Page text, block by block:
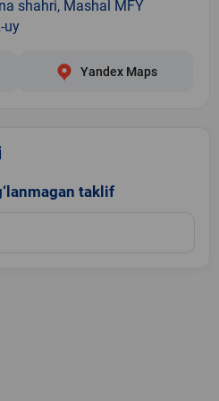
shahri, Mashal MFY
uy
Yandex Maps
taklif